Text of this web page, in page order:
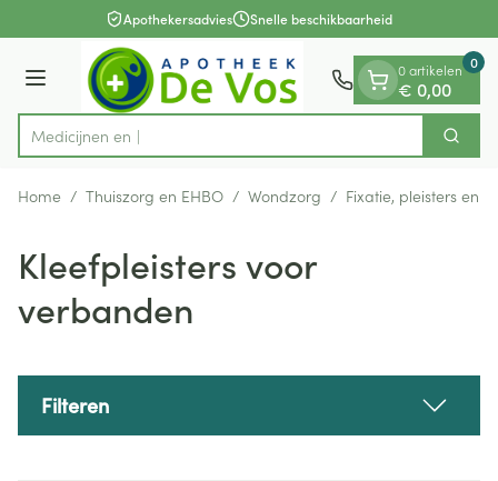
Ga naar de inhoudApothekersadvies Snelle beschikbaarheid
Menu
Product, merk, categorie... Zoek
0 artikelen
€ 0,00
0
Home / Thuiszorg en EHBO / Wondzorg / Fixatie, pleisters en
Kleefpleisters voor
verbanden
Filteren